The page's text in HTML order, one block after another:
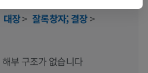
대장> 잘록창자; 결장>
부 구조가 없습니다